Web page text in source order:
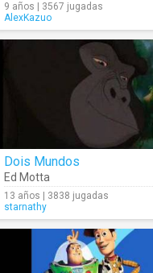
9 años | 3567 jugadas
AlexKazuo
Dois Mundos
Ed Motta
13 años | 3838 jugadas
starnathy